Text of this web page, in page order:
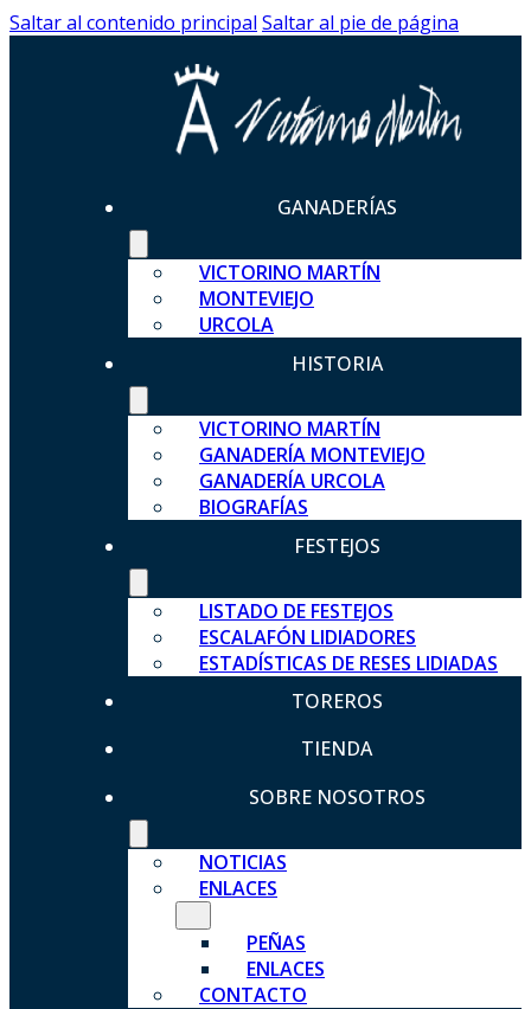
Saltar al contenido principal Saltar al pie de página
GANADERÍAS
VICTORINO MARTÍN
MONTEVIEJO
URCOLA
HISTORIA
VICTORINO MARTÍN
GANADERÍA MONTEVIEJO
GANADERÍA URCOLA
BIOGRAFÍAS
FESTEJOS
LISTADO DE FESTEJOS
ESCALAFÓN LIDIADORES
ESTADÍSTICAS DE RESES LIDIADAS
TOREROS
TIENDA
SOBRE NOSOTROS
NOTICIAS
ENLACES
PEÑAS
ENLACES
CONTACTO